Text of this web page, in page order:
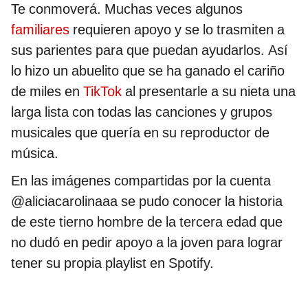
Te conmoverá. Muchas veces algunos
familiares requieren apoyo y se lo trasmiten a
sus parientes para que puedan ayudarlos. Así
lo hizo un abuelito que se ha ganado el cariño
de miles en TikTok al presentarle a su nieta una
larga lista con todas las canciones y grupos
musicales que quería en su reproductor de
música.
En las imágenes compartidas por la cuenta
@aliciacarolinaaa se pudo conocer la historia
de este tierno hombre de la tercera edad que
no dudó en pedir apoyo a la joven para lograr
tener su propia playlist en Spotify.